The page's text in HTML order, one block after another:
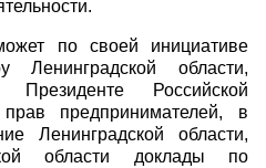
по своей инициативе
Ленинградской области,
Президенте Российской
предпринимателей, в
Ленинградской области,
области доклады по